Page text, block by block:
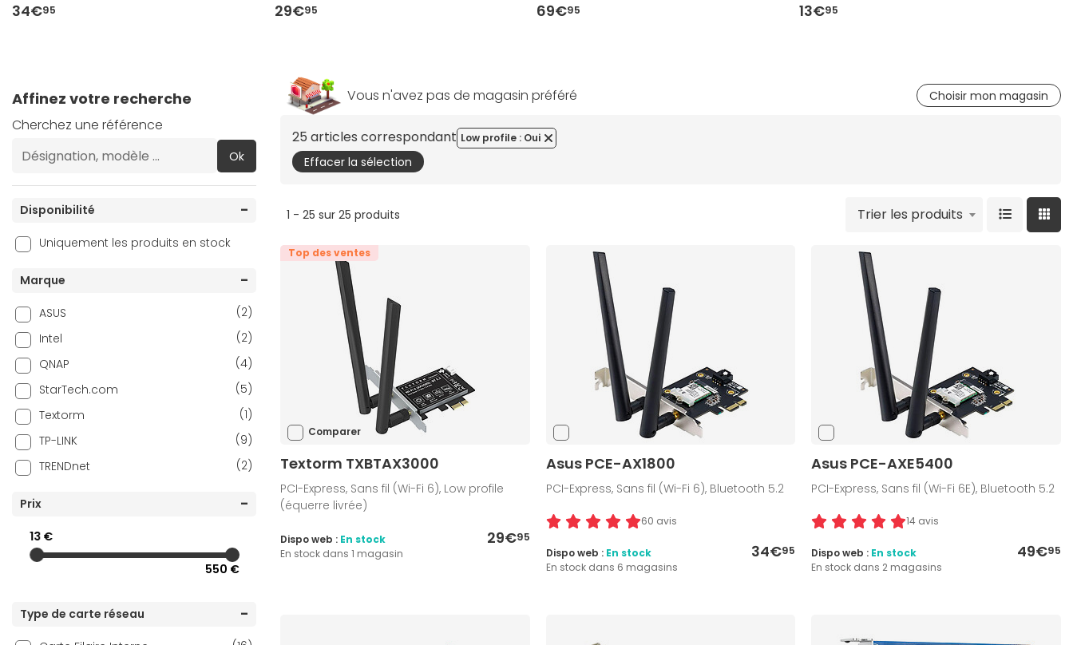
34€95 29€95 69€95 13€95
Affinez votre recherche
Cherchez une référence
Ok
Disponibilité
Uniquement les produits en stock
Marque
ASUS
(2)
Intel
(2)
QNAP
(4)
StarTech.com
(5)
Textorm
(1)
TP-LINK
(9)
TRENDnet
(2)
Prix
13 €
550 €
Type de carte réseau
Vous n'avez pas de magasin préféré Choisir mon magasin
25 articles correspondant
Effacer la sélection
Low profile : Oui
1 - 25 sur 25 produits Trier les produits
Top des ventes
Comparer
Textorm TXBTAX3000
PCI-Express, Sans fil (Wi-Fi 6), Low profile
(équerre livrée)
29€95
Dispo web : En stock
En stock dans 1 magasin
Asus PCE-AX1800
PCI-Express, Sans fil (Wi-Fi 6), Bluetooth 5.2
60 avis
34€95
Dispo web : En stock
En stock dans 6 magasins
Asus PCE-AXE5400
PCI-Express, Sans fil (Wi-Fi 6E), Bluetooth 5.2
14 avis
49€95
Dispo web : En stock
En stock dans 2 magasins